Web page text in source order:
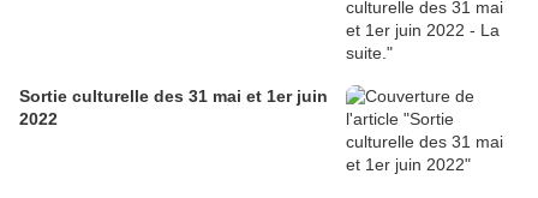
Sortie culturelle des 31 mai et 1er juin
2022